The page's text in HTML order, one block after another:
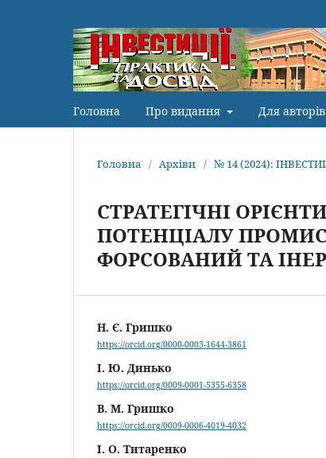
Головна Про видання Для авторів
Головна / Архіви / № 14 (2024):
СТРАТЕГІЧНІ
ПОТЕНЦІАЛУ
ФОРСОВАНИЙ ТА
Н. Є. Гришко
https://orcid.org/0000-0003-1644-3861
І. Ю. Динько
https://orcid.org/0009-0001-5355-6358
В. М. Гришко
https://orcid.org/0009-0006-4019-4032
І. О. Титаренко